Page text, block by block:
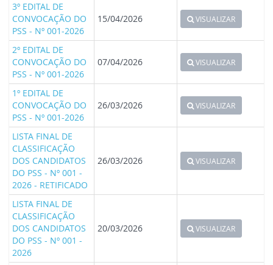
3º EDITAL DE
CONVOCAÇÃO DO
PSS - Nº 001-2026
15/04/2026 VISUALIZAR
2º EDITAL DE
CONVOCAÇÃO DO
PSS - Nº 001-2026
07/04/2026 VISUALIZAR
1º EDITAL DE
CONVOCAÇÃO DO
PSS - Nº 001-2026
26/03/2026 VISUALIZAR
LISTA FINAL DE
CLASSIFICAÇÃO
DOS CANDIDATOS
DO PSS - Nº 001 -
2026 - RETIFICADO
26/03/2026 VISUALIZAR
LISTA FINAL DE
CLASSIFICAÇÃO
DOS CANDIDATOS
DO PSS - Nº 001 -
2026
20/03/2026 VISUALIZAR